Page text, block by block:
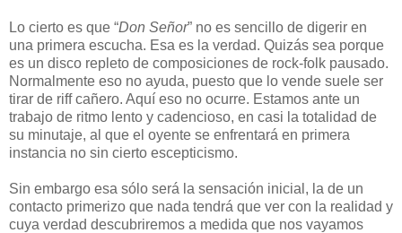
Lo cierto es que “Don Señor” no es sencillo de digerir en
una primera escucha. Esa es la verdad. Quizás sea porque
es un disco repleto de composiciones de rock-folk pausado.
Normalmente eso no ayuda, puesto que lo vende suele ser
tirar de riff cañero. Aquí eso no ocurre. Estamos ante un
trabajo de ritmo lento y cadencioso, en casi la totalidad de
su minutaje, al que el oyente se enfrentará en primera
instancia no sin cierto escepticismo.
Sin embargo esa sólo será la sensación inicial, la de un
contacto primerizo que nada tendrá que ver con la realidad y
cuya verdad descubriremos a medida que nos vayamos